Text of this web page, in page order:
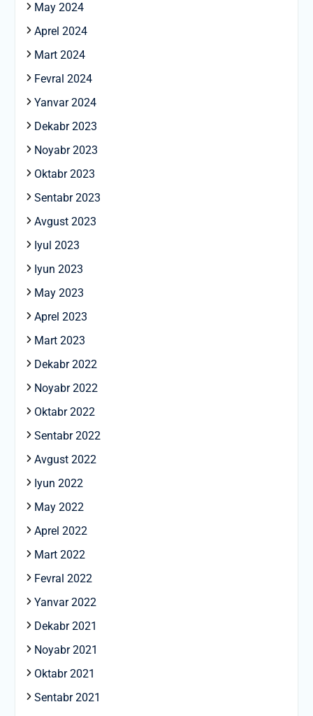
May 2024
Aprel 2024
Mart 2024
Fevral 2024
Yanvar 2024
Dekabr 2023
Noyabr 2023
Oktabr 2023
Sentabr 2023
Avgust 2023
Iyul 2023
Iyun 2023
May 2023
Aprel 2023
Mart 2023
Dekabr 2022
Noyabr 2022
Oktabr 2022
Sentabr 2022
Avgust 2022
Iyun 2022
May 2022
Aprel 2022
Mart 2022
Fevral 2022
Yanvar 2022
Dekabr 2021
Noyabr 2021
Oktabr 2021
Sentabr 2021